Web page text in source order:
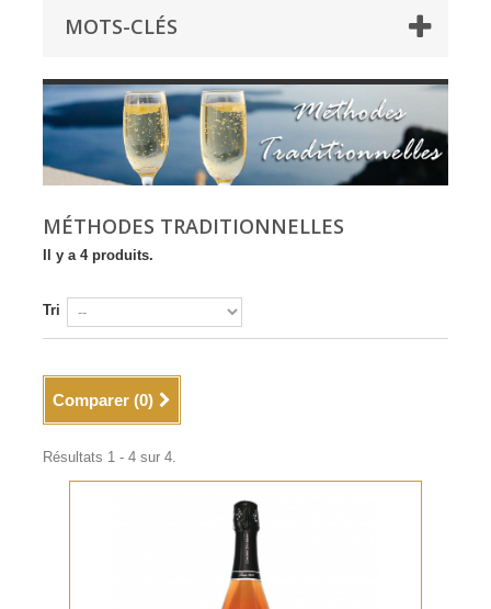
MOTS-CLÉS
MÉTHODES TRADITIONNELLES
Il y a 4 produits.
Tri
Comparer (0)
Résultats 1 - 4 sur 4.